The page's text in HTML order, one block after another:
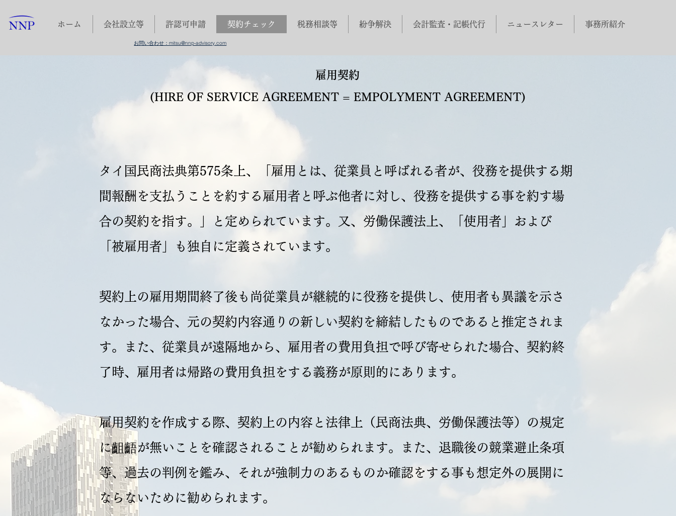
ホーム 会社設立等 許認可申請 契約チェック 税務相談等 紛争解決 会計監査・記帳代行 ニュースレター 事務所紹介
お問い合わせ：mitsu@nnp-advisory.com
雇用契約
(HIRE OF SERVICE AGREEMENT = EMPOLYMENT AGREEMENT)
タイ国民商法典第575条上、「雇用とは、従業員と呼ばれる者が、役務を提供する期
間報酬を支払うことを約する雇用者と呼ぶ他者に対し、役務を提供する事を約す場
合の契約を指す。」と定められています。又、労働保護法上、「使用者」および
「被雇用者」も独自に定義されています。
契約上の雇用期間終了後も尚従業員が継続的に役務を提供し、使用者も異議を示さ
なかった場合、元の契約内容通りの新しい契約を締結したものであると推定されま
す。また、従業員が遠隔地から、雇用者の費用負担で呼び寄せられた場合、契約終
了時、雇用者は帰路の費用負担をする義務が原則的にあります。
雇用契約を作成する際、契約上の内容と法律上（民商法典、労働保護法等）の規定
に齟齬が無いことを確認されることが勧められます。また、退職後の競業避止条項
等、過去の判例を鑑み、それが強制力のあるものか確認をする事も想定外の展開に
ならないために勧められます。